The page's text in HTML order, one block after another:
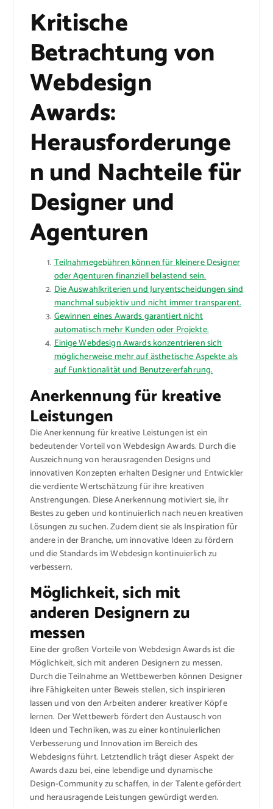
Kritische
Betrachtung von
Webdesign
Awards:
Herausforderunge
n und Nachteile für
Designer und
Agenturen
Teilnahmegebühren können für kleinere Designer
oder Agenturen finanziell belastend sein.
Die Auswahlkriterien und Juryentscheidungen sind
manchmal subjektiv und nicht immer transparent.
Gewinnen eines Awards garantiert nicht
automatisch mehr Kunden oder Projekte.
Einige Webdesign Awards konzentrieren sich
möglicherweise mehr auf ästhetische Aspekte als
auf Funktionalität und Benutzererfahrung.
Anerkennung für kreative
Leistungen
Die Anerkennung für kreative Leistungen ist ein
bedeutender Vorteil von Webdesign Awards. Durch die
Auszeichnung von herausragenden Designs und
innovativen Konzepten erhalten Designer und Entwickler
die verdiente Wertschätzung für ihre kreativen
Anstrengungen. Diese Anerkennung motiviert sie, ihr
Bestes zu geben und kontinuierlich nach neuen kreativen
Lösungen zu suchen. Zudem dient sie als Inspiration für
andere in der Branche, um innovative Ideen zu fördern
und die Standards im Webdesign kontinuierlich zu
verbessern.
Möglichkeit, sich mit
anderen Designern zu
messen
Eine der großen Vorteile von Webdesign Awards ist die
Möglichkeit, sich mit anderen Designern zu messen.
Durch die Teilnahme an Wettbewerben können Designer
ihre Fähigkeiten unter Beweis stellen, sich inspirieren
lassen und von den Arbeiten anderer kreativer Köpfe
lernen. Der Wettbewerb fördert den Austausch von
Ideen und Techniken, was zu einer kontinuierlichen
Verbesserung und Innovation im Bereich des
Webdesigns führt. Letztendlich trägt dieser Aspekt der
Awards dazu bei, eine lebendige und dynamische
Design-Community zu schaffen, in der Talente gefördert
und herausragende Leistungen gewürdigt werden.